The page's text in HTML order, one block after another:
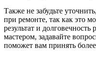
Также не забудьте
при ремонте, так как это
результат и
мастером, задавайте
поможет вам принять